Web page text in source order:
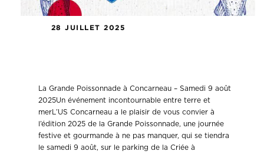
28 JUILLET 2025
La Grande Poissonnade à Concarneau – Samedi 9 août
2025Un événement incontournable entre terre et
merL’US Concarneau a le plaisir de vous convier à
l’édition 2025 de la Grande Poissonnade, une journée
festive et gourmande à ne pas manquer, qui se tiendra
le samedi 9 août, sur le parking de la Criée à